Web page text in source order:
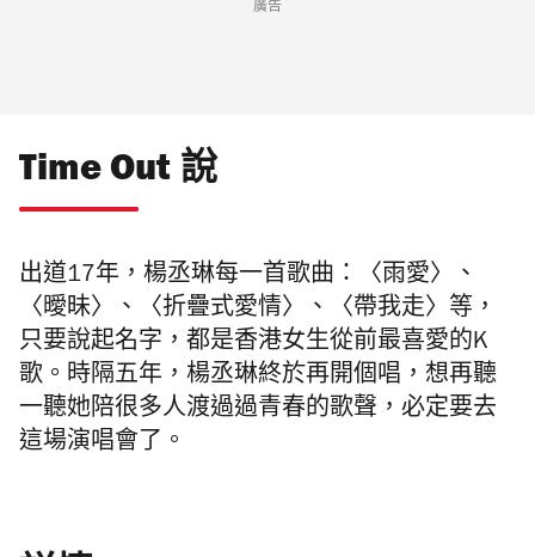
廣告
Time Out 說
出道17年，楊丞琳每一首歌曲：〈雨愛〉、
〈曖昧〉、 〈折疊式愛情〉、 〈帶我走〉等，
只要說起名字，都是香港女生從前最喜愛的K
歌。時隔五年，楊丞琳終於再開個唱，想再聽
一聽她陪很多人渡過過青春的歌聲，必定要去
這場演唱會了。